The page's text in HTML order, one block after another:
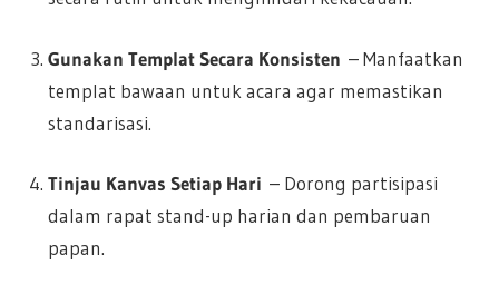
Gunakan Templat Secara Konsisten – Manfaatkan
templat bawaan untuk acara agar memastikan
standarisasi.
Tinjau Kanvas Setiap Hari – Dorong partisipasi
dalam rapat stand-up harian dan pembaruan
papan.